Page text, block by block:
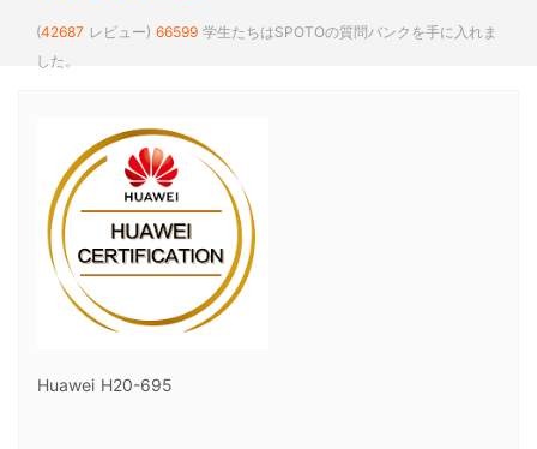
(42687 レビュー) 66599 学生たちはSPOTOの質問バンクを手に入れま
した。
Huawei H20-695